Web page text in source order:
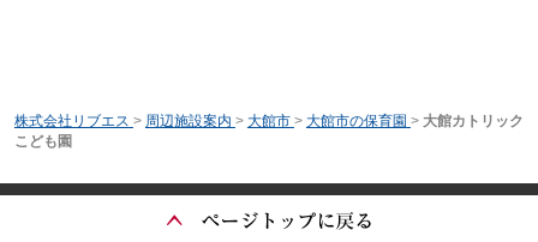
株式会社リブエス > 周辺施設案内 > 大館市 > 大館市の保育園 > 大館カトリック
こども園